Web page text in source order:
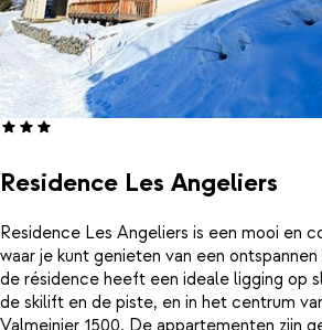
Residence Les Angeliers
Residence Les Angeliers is een mooi en
waar je kunt genieten van een
de résidence heeft een ideale ligging op
de skilift en de piste, en in het centrum
Valmeinier 1500. De appartementen zijn